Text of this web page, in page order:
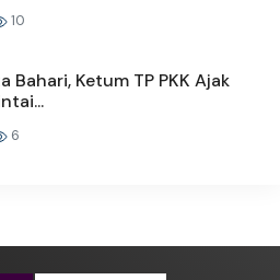
10
Bahari, Ketum TP PKK Ajak
6